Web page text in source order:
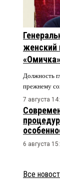
женский
«Омичка»
Должность
прежнему
7 августа
6 августа
Все